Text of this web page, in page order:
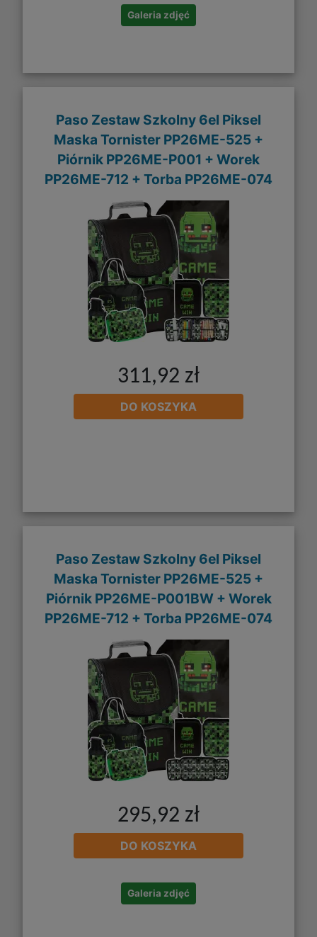
Galeria zdjęć
Paso Zestaw Szkolny 6el Piksel
Maska Tornister PP26ME-525 +
Piórnik PP26ME-P001 + Worek
PP26ME-712 + Torba PP26ME-074
311,92 zł
DO KOSZYKA
Paso Zestaw Szkolny 6el Piksel
Maska Tornister PP26ME-525 +
Piórnik PP26ME-P001BW + Worek
PP26ME-712 + Torba PP26ME-074
295,92 zł
DO KOSZYKA
Galeria zdjęć